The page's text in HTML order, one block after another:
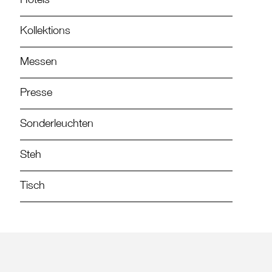
Kollektions
Messen
Presse
Sonderleuchten
Steh
Tisch